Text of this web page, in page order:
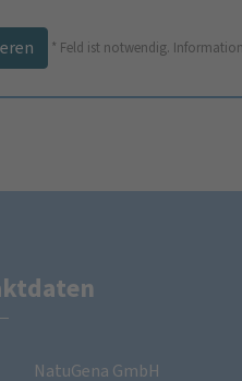
* Feld ist notwendig.
NatuGena GmbH